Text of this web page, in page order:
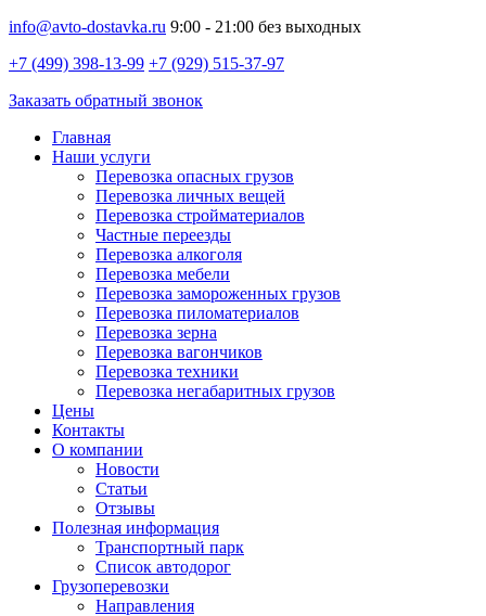
info@avto-dostavka.ru 9:00 - 21:00 без выходных
+7 (499) 398-13-99 +7 (929) 515-37-97
Заказать обратный звонок
Главная
Наши услуги
Перевозка опасных грузов
Перевозка личных вещей
Перевозка стройматериалов
Частные переезды
Перевозка алкоголя
Перевозка мебели
Перевозка замороженных грузов
Перевозка пиломатериалов
Перевозка зерна
Перевозка вагончиков
Перевозка техники
Перевозка негабаритных грузов
Цены
Контакты
О компании
Новости
Статьи
Отзывы
Полезная информация
Транспортный парк
Список автодорог
Грузоперевозки
Направления